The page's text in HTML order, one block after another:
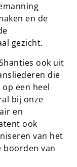
en de
gezicht.
ook uit
die
een heel
bij onze
en
ook
van het
boorden van